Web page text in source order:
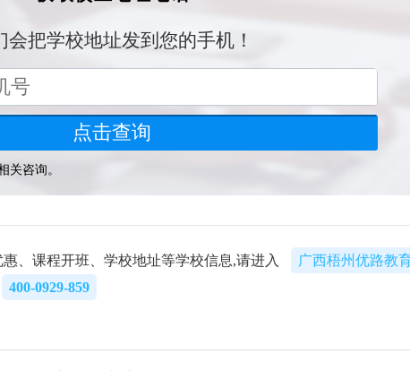
、课程开班、学校地址等学校信息,请进入
广西梧州优路教
400-0929-859